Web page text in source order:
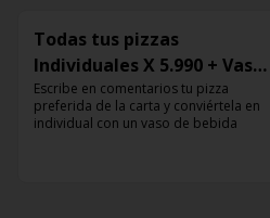
Todas tus pizzas
Individuales X 5.990 + Vaso
de Bebida Grande
Escribe en comentarios tu pizza
preferida de la carta y conviértela en
individual con un vaso de bebida